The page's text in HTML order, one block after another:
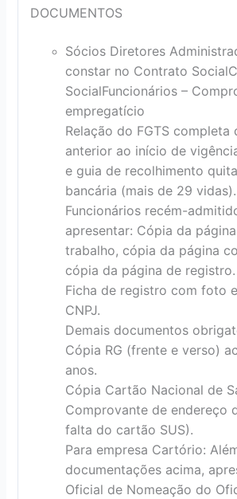
DOCUMENTOS
Sócios Diretores
constar no Contrato Social
SocialFuncionários –
empregatício
Relação do FGTS completa
anterior ao início de
e guia de recolhimento
bancária (mais de 29 vidas).
Funcionários recém-
apresentar: Cópia da
trabalho, cópia da página
cópia da página de registro.
Ficha de registro com foto
CNPJ.
Demais documentos
Cópia RG (frente e verso)
anos.
Cópia Cartão Nacional de
Comprovante de endereço
falta do cartão SUS).
Para empresa Cartório:
documentações acima,
Oficial de Nomeação do